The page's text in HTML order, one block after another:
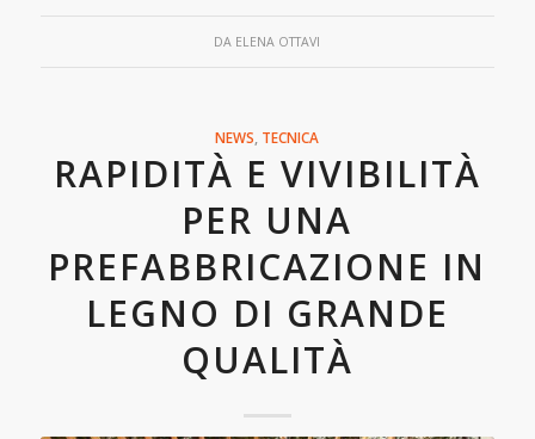
DA ELENA OTTAVI
NEWS, TECNICA
RAPIDITÀ E VIVIBILITÀ
PER UNA
PREFABBRICAZIONE IN
LEGNO DI GRANDE
QUALITÀ